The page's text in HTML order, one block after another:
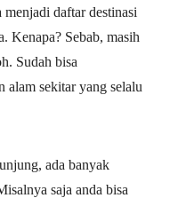
daftar destinasi
Kenapa? Sebab, masih
Sudah bisa
alam sekitar yang selalu
ada banyak
saja anda bisa